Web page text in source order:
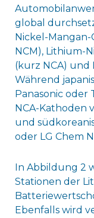
global
Nickel-Mangan-
NCM), Lithium-
(kurz NCA) und
Während
Panasonic
NCA-Kathoden
und
oder LG Chem
In Abbildung 2
Stationen der
Ebenfalls wird